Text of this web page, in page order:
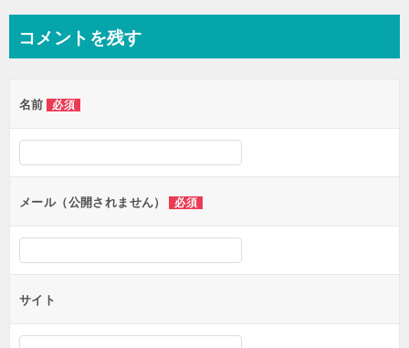
ビ
ー
シ
ョ
ン
コメントを残す
名前 必須
メール（公開されません） 必須
サイト